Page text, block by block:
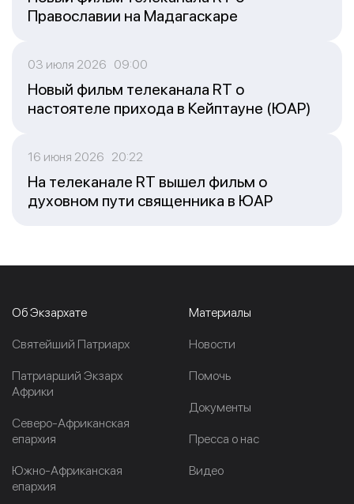
Православии на Мадагаскаре
03 июля 2026 09:00
Новый фильм телеканала RT о
настоятеле прихода в Кейптауне (ЮАР)
16 июня 2026 20:22
На телеканале RT вышел фильм о
духовном пути священника в ЮАР
Об Экзархате
Cвятейший Патриарх
Патриарший Экзарх
Африки
Северо-Африканская
епархия
Южно-Африканская
епархия
Материалы
Новости
Помочь
Документы
Пресса о нас
Видео